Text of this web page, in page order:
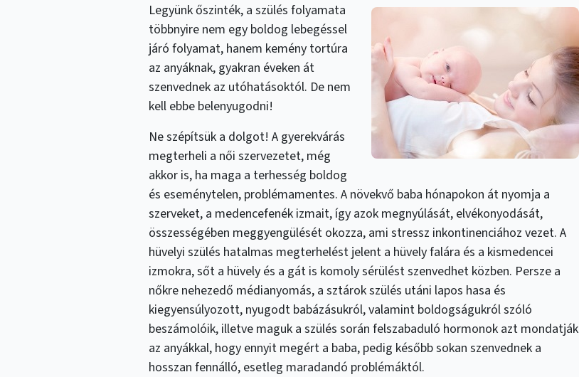
Legyünk őszinték, a szülés folyamata
többnyire nem egy boldog lebegéssel
járó folyamat, hanem kemény tortúra
az anyáknak, gyakran éveken át
szenvednek az utóhatásoktól. De nem
kell ebbe belenyugodni!
Ne szépítsük a dolgot! A gyerekvárás
megterheli a női szervezetet, még
akkor is, ha maga a terhesség boldog
és eseménytelen, problémamentes. A növekvő baba hónapokon át nyomja a
szerveket, a medencefenék izmait, így azok megnyúlását, elvékonyodását,
összességében meggyengülését okozza, ami stressz inkontinenciához vezet. A
hüvelyi szülés hatalmas megterhelést jelent a hüvely falára és a kismedencei
izmokra, sőt a hüvely és a gát is komoly sérülést szenvedhet közben. Persze a
nőkre nehezedő médianyomás, a sztárok szülés utáni lapos hasa és
kiegyensúlyozott, nyugodt babázásukról, valamint boldogságukról szóló
beszámolóik, illetve maguk a szülés során felszabaduló hormonok azt mondatják
az anyákkal, hogy ennyit megért a baba, pedig később sokan szenvednek a
hosszan fennálló, esetleg maradandó problémáktól.